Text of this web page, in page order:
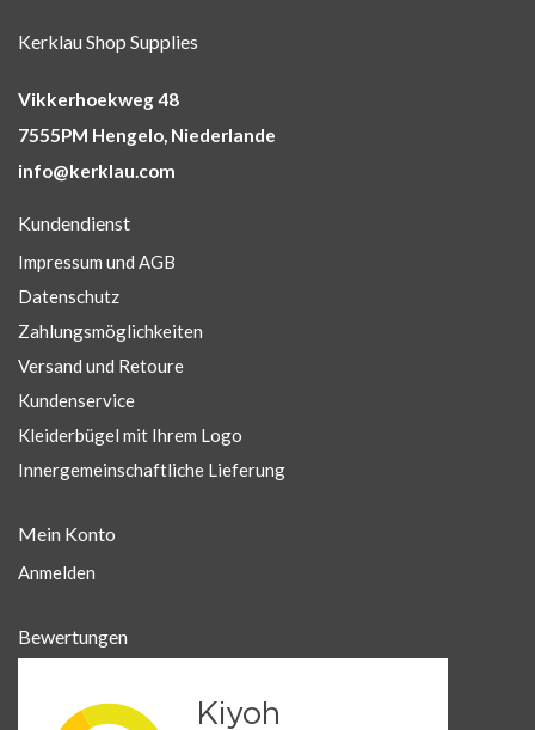
Kerklau Shop Supplies
Vikkerhoekweg 48
7555PM Hengelo, Niederlande
info@kerklau.com
Kundendienst
Impressum und AGB
Datenschutz
Zahlungsmöglichkeiten
Versand und Retoure
Kundenservice
Kleiderbügel mit Ihrem Logo
Innergemeinschaftliche Lieferung
Mein Konto
Anmelden
Bewertungen